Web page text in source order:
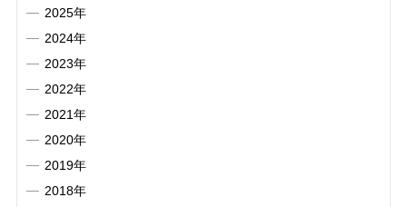
2025年
2024年
2023年
2022年
2021年
2020年
2019年
2018年